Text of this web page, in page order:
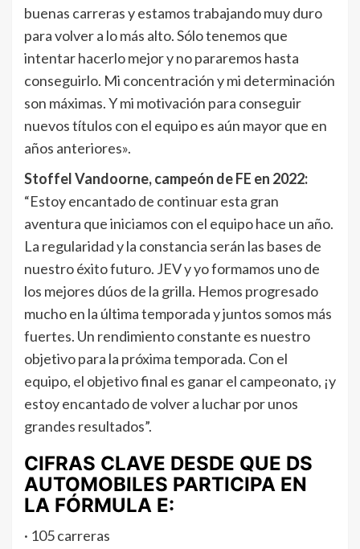
buenas carreras y estamos trabajando muy duro
para volver a lo más alto. Sólo tenemos que
intentar hacerlo mejor y no pararemos hasta
conseguirlo. Mi concentración y mi determinación
son máximas. Y mi motivación para conseguir
nuevos títulos con el equipo es aún mayor que en
años anteriores».
Stoffel Vandoorne, campeón de FE en 2022:
“Estoy encantado de continuar esta gran
aventura que iniciamos con el equipo hace un año.
La regularidad y la constancia serán las bases de
nuestro éxito futuro. JEV y yo formamos uno de
los mejores dúos de la grilla. Hemos progresado
mucho en la última temporada y juntos somos más
fuertes. Un rendimiento constante es nuestro
objetivo para la próxima temporada. Con el
equipo, el objetivo final es ganar el campeonato, ¡y
estoy encantado de volver a luchar por unos
grandes resultados”.
CIFRAS CLAVE DESDE QUE DS
AUTOMOBILES PARTICIPA EN
LA FÓRMULA E:
· 105 carreras